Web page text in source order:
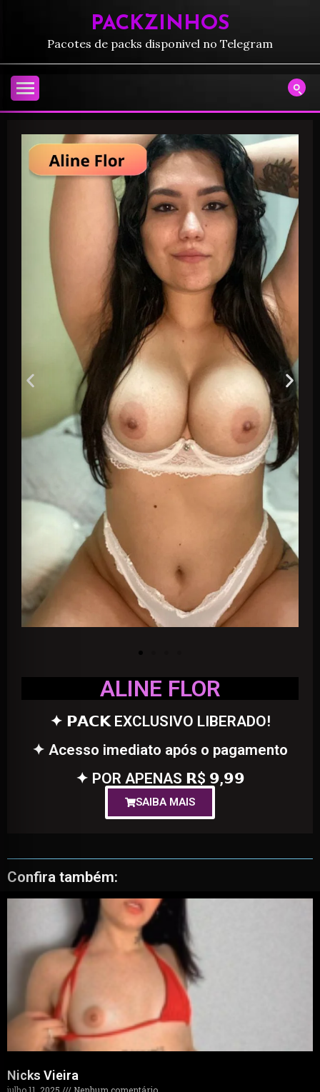
PACKZINHOS
Pacotes de packs disponivel no Telegram
ALINE FLOR
✦ 𝗣𝗔𝗖𝗞 EXCLUSIVO LIBERADO!
✦ Acesso imediato após o pagamento
✦ POR APENAS 𝗥$ 𝟵,𝟵𝟵
SAIBA MAIS
Confira também:
Nicks Vieira
julho 11, 2025
Nenhum comentário